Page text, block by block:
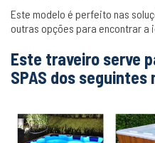
Este modelo é perfeito nas
outras opções para encontrar a
Este traveiro serve
SPAS dos seguintes